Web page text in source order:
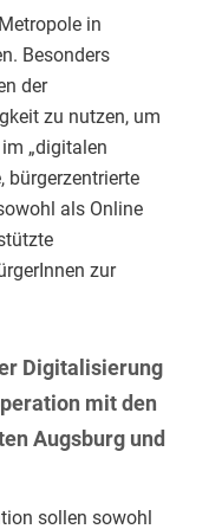
in
Besonders
der
zu nutzen, um
„digitalen
bürgerzentrierte
als Online
zur
Digitalisierung
mit den
Augsburg und
sollen sowohl